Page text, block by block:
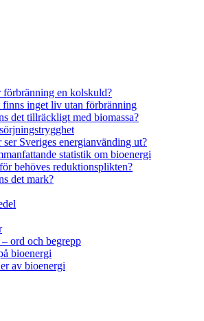
förbränning en kolskuld?
finns inget liv utan förbränning
det tillräckligt med biomassa?
ser Sveriges energianvänding ut?
statistik om bioenergi
behöves reduktionsplikten?
det mark?
ord och begrepp
bioenergi
av bioenergi